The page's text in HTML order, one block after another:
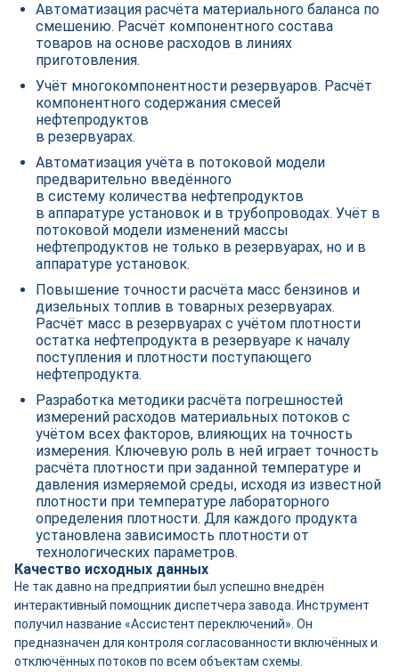
Автоматизация расчёта материального баланса по
смешению. Расчёт компонентного состава
товаров на основе расходов в линиях
приготовления.
Учёт многокомпонентности резервуаров. Расчёт
компонентного содержания смесей
нефтепродуктов
в резервуарах.
Автоматизация учёта в потоковой модели
предварительно введённого
в систему количества нефтепродуктов
в аппаратуре установок и в трубопроводах. Учёт в
потоковой модели изменений массы
нефтепродуктов не только в резервуарах, но и в
аппаратуре установок.
Повышение точности расчёта масс бензинов и
дизельных топлив в товарных резервуарах.
Расчёт масс в резервуарах с учётом плотности
остатка нефтепродукта в резервуаре к началу
поступления и плотности поступающего
нефтепродукта.
Разработка методики расчёта погрешностей
измерений расходов материальных потоков с
учётом всех факторов, влияющих на точность
измерения. Ключевую роль в ней играет точность
расчёта плотности при заданной температуре и
давления измеряемой среды, исходя из известной
плотности при температуре лабораторного
определения плотности. Для каждого продукта
установлена зависимость плотности от
технологических параметров.
Качество исходных данных
Не так давно на предприятии был успешно внедрён
интерактивный помощник диспетчера завода. Инструмент
получил название «Ассистент переключений». Он
предназначен для контроля согласованности включённых и
отключённых потоков по всем объектам схемы.